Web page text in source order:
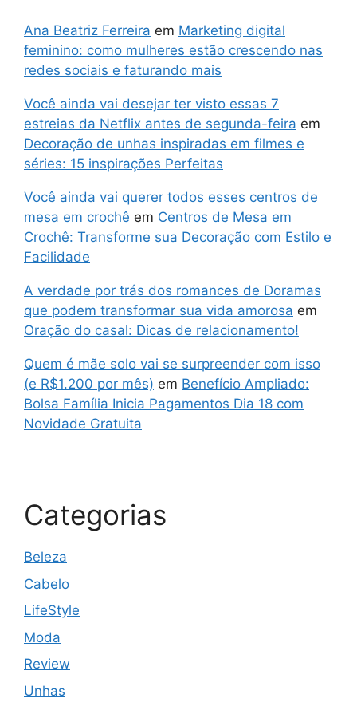
Ana Beatriz Ferreira em Marketing digital
feminino: como mulheres estão crescendo nas
redes sociais e faturando mais
Você ainda vai desejar ter visto essas 7
estreias da Netflix antes de segunda-feira em
Decoração de unhas inspiradas em filmes e
séries: 15 inspirações Perfeitas
Você ainda vai querer todos esses centros de
mesa em crochê em Centros de Mesa em
Crochê: Transforme sua Decoração com Estilo e
Facilidade
A verdade por trás dos romances de Doramas
que podem transformar sua vida amorosa em
Oração do casal: Dicas de relacionamento!
Quem é mãe solo vai se surpreender com isso
(e R$1.200 por mês) em Benefício Ampliado:
Bolsa Família Inicia Pagamentos Dia 18 com
Novidade Gratuita
Categorias
Beleza
Cabelo
LifeStyle
Moda
Review
Unhas